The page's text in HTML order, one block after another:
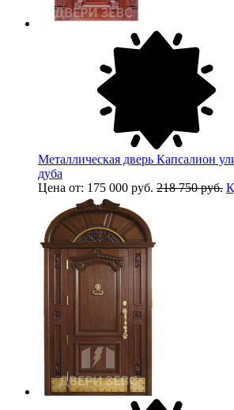
Металлическая дверь Капсалион
дуба
Цена от: 175 000 руб. 218 750 руб.